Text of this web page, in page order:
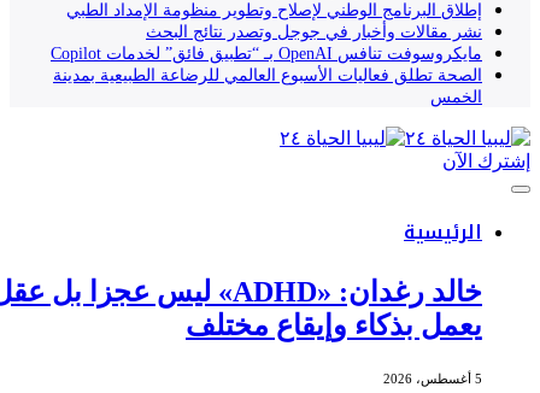
إطلاق البرنامج الوطني لإصلاح وتطوير منظومة الإمداد الطبي
نشر مقالات وأخبار في جوجل وتصدر نتائج البحث
مايكروسوفت تنافس OpenAI بـ “تطبيق فائق” لخدمات Copilot
الصحة تطلق فعاليات الأسبوع العالمي للرضاعة الطبيعية بمدينة
الخمس
إشترك الآن
الرئيسية
خالد رغدان: «ADHD» ليس عجزا بل عقل
يعمل بذكاء وإيقاع مختلف